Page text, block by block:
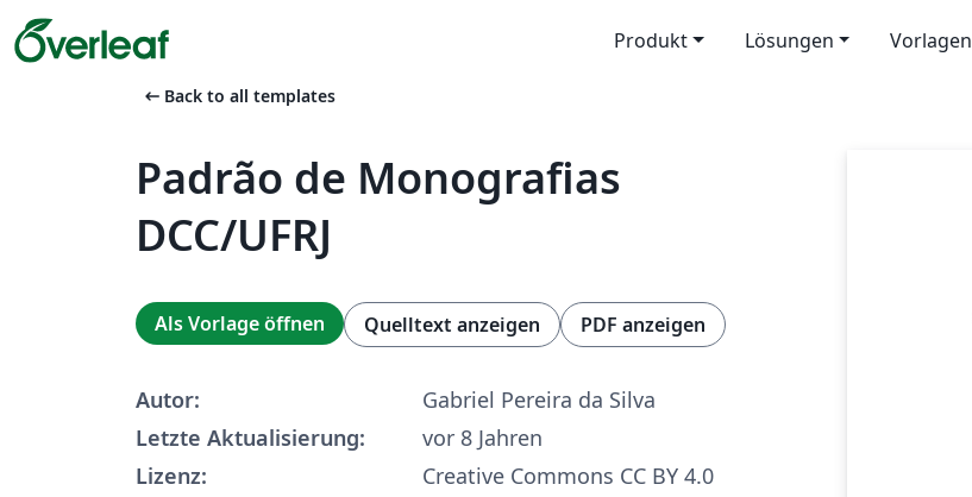
Produkt Lösungen Vorlagen
arrow_left_alt Back to all templates
Padrão de Monografias
DCC/UFRJ
Als Vorlage öffnen Quelltext anzeigen PDF anzeigen
Autor:
Gabriel Pereira da Silva
Letzte Aktualisierung:
vor 8 Jahren
Lizenz:
Creative Commons CC BY 4.0